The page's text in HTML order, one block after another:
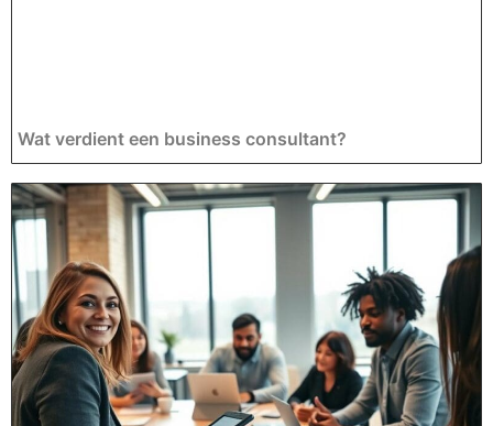
Wat verdient een business consultant?